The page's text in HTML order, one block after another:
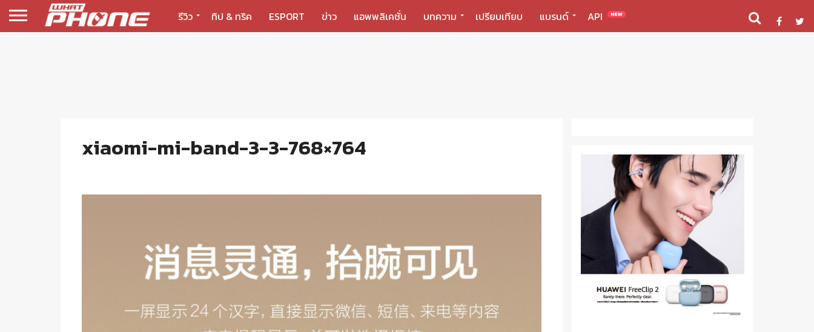
รีวิว ทิป & ทริค ESPORT ข่าว แอพพลิเคชั่น บทความ เปรียบเทียบ แบรนด์ API NEW
xiaomi-mi-band-3-3-768×764